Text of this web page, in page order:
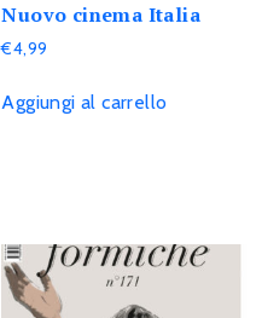
Nuovo cinema Italia
€4,99
Aggiungi al carrello